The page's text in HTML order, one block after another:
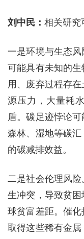
刘中民： 相关研究
一是环境与生态
可能具有未知的
用、废弃过程存
源压力，大量耗
盾。碳足迹悖论
森林、湿地等碳
的碳减排效益。
二是社会伦理风
生冲突，导致贫
球贫富差距。催
取得这些稀有金